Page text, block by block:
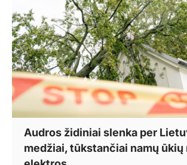
Audros židiniai slenka per
medžiai, tūkstančiai namų ūkių